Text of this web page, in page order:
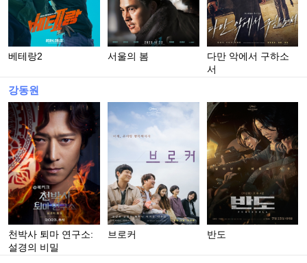
베테랑2 서울의 봄
다만 악에서 구하소
서
강동원
천박사 퇴마 연구소:
설경의 비밀
브로커 반도